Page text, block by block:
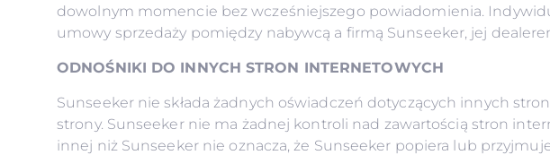
dowolnym momencie bez wcześniejszego powiadomienia.
umowy sprzedaży pomiędzy nabywcą a firmą Sunseeker, jej
ODNOŚNIKI DO INNYCH STRON INTERNETOWYCH
Sunseeker nie składa żadnych oświadczeń dotyczących innych
strony. Sunseeker nie ma żadnej kontroli nad zawartością stron
innej niż Sunseeker nie oznacza, że Sunseeker popiera lub